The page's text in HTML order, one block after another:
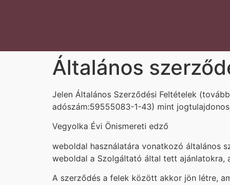
Általános
Jelen Általános Szerződési Feltételek
adószám:59555083-1-43) mint
Vegyolka Évi Önismereti edző
weboldal használatára vonatkozó általános
weboldal a Szolgáltató által tett ajánlatokra,
A szerződés a felek között akkor jön létre,